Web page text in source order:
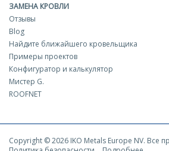
ЗАМЕНА КРОВЛИ
Отзывы
Blog
Найдите ближайшего кровельщика
Примеры проектов
Конфигуратор и калькулятор
Мистер G.
ROOFNET
Copyright © 2026 IKO Metals Europe NV. Все